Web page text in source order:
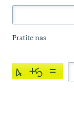
Pratite nas